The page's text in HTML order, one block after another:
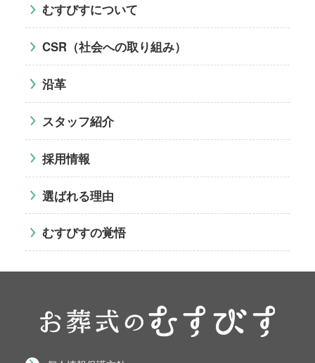
むすびすについて
CSR（社会への取り組み）
沿革
スタッフ紹介
採用情報
選ばれる理由
むすびすの覚悟